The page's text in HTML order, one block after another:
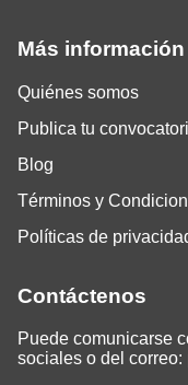
Más información
Quiénes somos
Publica tu
Blog
Términos y
Políticas de
Contáctenos
Puede comunicarse
sociales o del correo: